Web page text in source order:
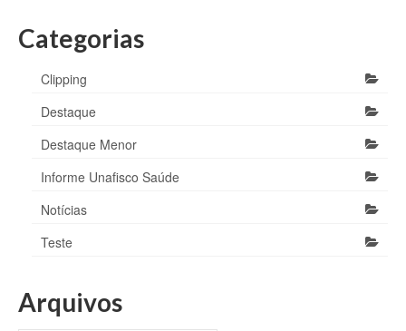
Categorias
Clipping
Destaque
Destaque Menor
Informe Unafisco Saúde
Notícias
Teste
Arquivos